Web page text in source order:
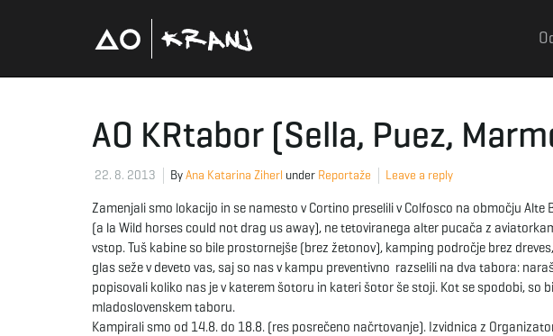
AO KRtabor (Sella, Puez,
22. 8. 2013 ByAna Katarina Ziherl under Reportaže Leave a reply
Zamenjali smo lokacijo in se namesto v Cortino preselili v Colfosco na območju
(a la Wild horses could not drag us away), ne tetoviranega alter pucača z
vstop. Tuš kabine so bile prostornejše (brez žetonov), kamping področje brez
glas seže v deveto vas, saj so nas v kampu preventivno razselili na dva tabora:
popisovali koliko nas je v katerem šotoru in kateri šotor še stoji. Kot se spodobi, so
mladoslovenskem taboru.
Kampirali smo od 14.8. do 18.8. (res posrečeno načrtovanje). Izvidnica z